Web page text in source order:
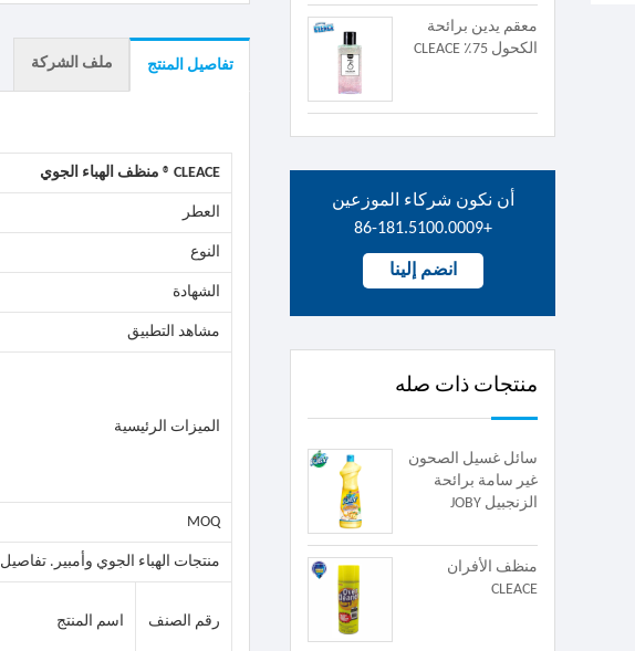
تفاصيل المنتج
CLEACE
® منظف الهباء الجوي
العطر
النوع
الشهادة
مشاهد التطبيق
الميزات الرئيسية
MOQ
منتجات الهباء الجوي وأمبير. تفاصيل
رقم الصنف اسم المنتج
ملف الشركة
معقم يدين برائحة
الكحول 75٪ CLEACE
أن نكون شركاء الموزعين
+86-181.5100.0009
انضم إلينا
منتجات ذات صله
سائل غسيل الصحون
غير سامة برائحة
الزنجبيل JOBY
منظف ​​الأفران
CLEACE